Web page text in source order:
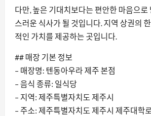
다만, 높은 기대치보다는 편안한 마음으로
스러운 식사가 될 것입니다. 지역 상권의
적인 가치를 제공하는 곳입니다.
## 매장 기본 정보
– 매장명: 텐동아우라 제주 본점
– 음식 종류: 일식당
– 지역: 제주특별자치도 제주시
– 주소: 제주특별자치도 제주시 제주대학